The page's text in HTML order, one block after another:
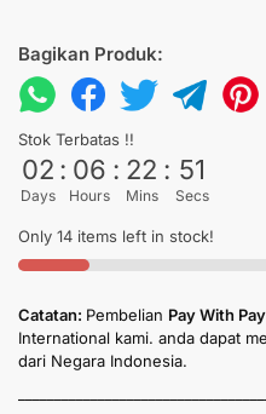
Bagikan Produk:
Stok Terbatas !!
02
Days
: 06
Hours
: 22
Mins
: 50
Secs
Only 14 items left in stock!
Catatan: Pembelian Pay With
International kami. anda dapat
dari Negara Indonesia.